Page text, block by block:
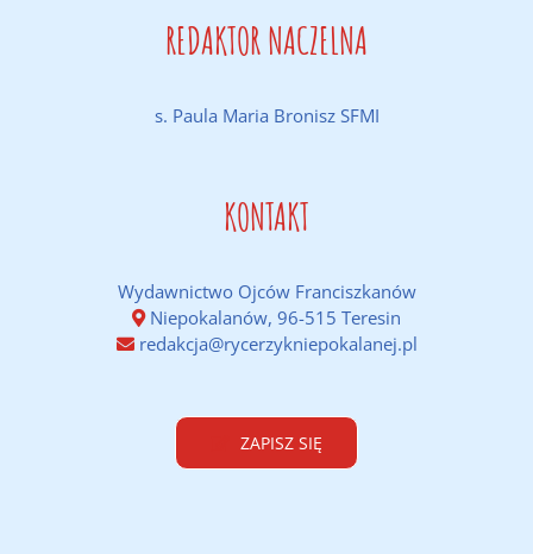
REDAKTOR NACZELNA
s. Paula Maria Bronisz SFMI
KONTAKT
Wydawnictwo Ojców Franciszkanów
Niepokalanów, 96-515 Teresin
redakcja@rycerzykniepokalanej.pl
ZAPISZ SIĘ